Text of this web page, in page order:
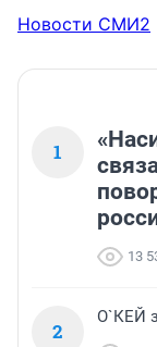
Новости СМИ2
1
13
2
О`КЕЙ